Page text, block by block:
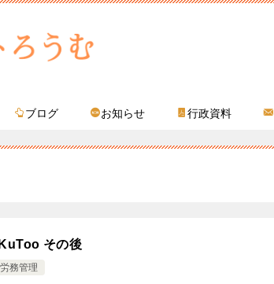
ブログ お知らせ 行政資料
その後
労務管理